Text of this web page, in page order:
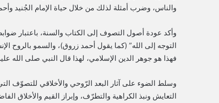
والناس، وضرب أمثلة لذلك من خلال حياة الإمام الجُنيد
وأكد عودة أصول التصوف إلى الكتاب والسنة، باعتبار
التوجه إلى الله” (كما يقول أحمد زروق)، والسمو بالروح
فهذا هو جوهر الدين الإسلامي، لهذا قال النبي صلى الله
وسلط الضوء على آثار البعد الرّوحي والأخلاقي للتصوّف
التعايش ونبذ الكراهية والتطرّف، وإبراز القيم والأخلاق